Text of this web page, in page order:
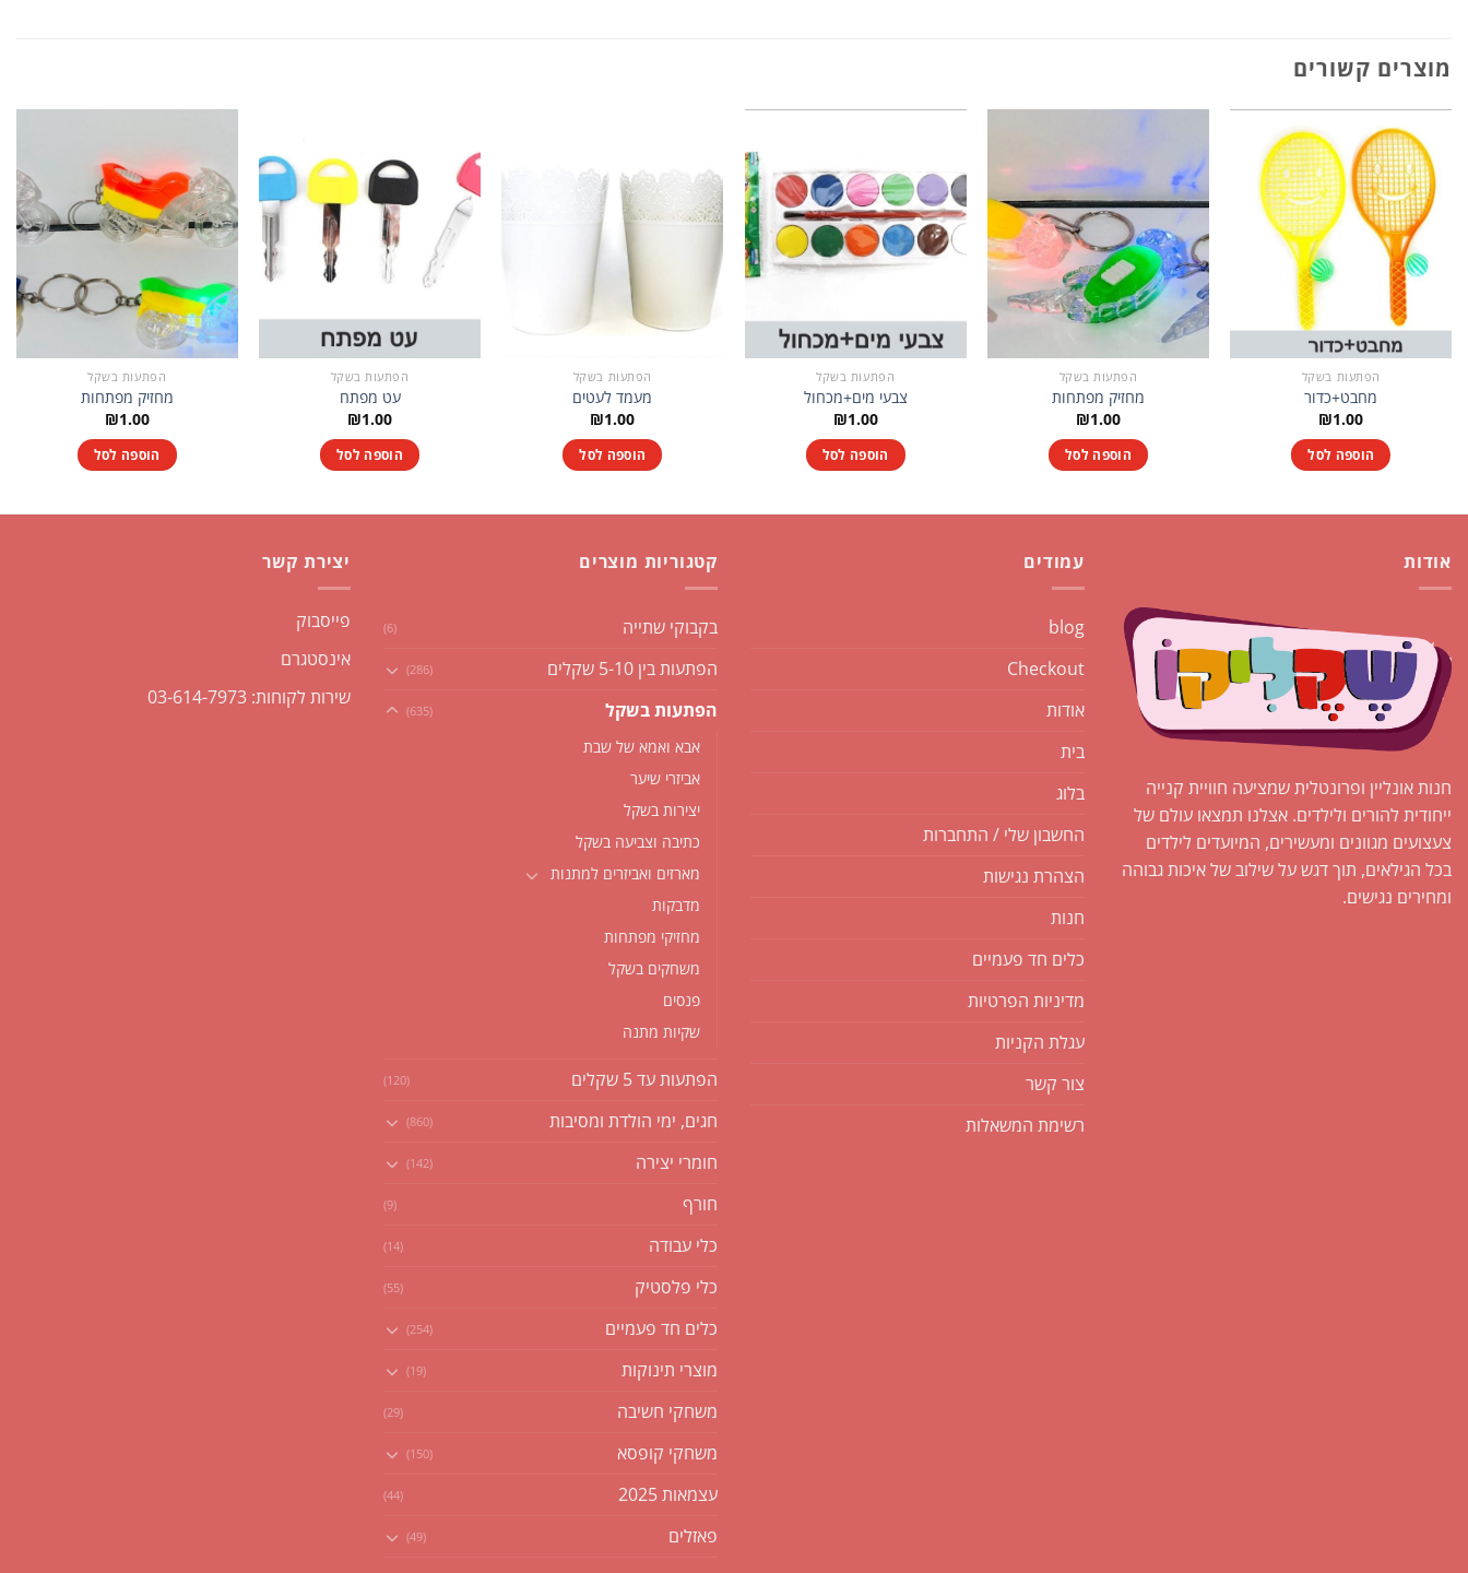
מוצרים קשורים
הפתעות בשקל
מחבט+כדור
₪1.00
הוספה לסל
הפתעות בשקל
מחזיק מפתחות
₪1.00
הוספה לסל
הפתעות בשקל
צבעי מים+מכחול
₪1.00
הוספה לסל
הפתעות בשקל
מעמד לעטים
₪1.00
הוספה לסל
הפתעות בשקל
עט מפתח
₪1.00
הוספה לסל
הפתעות בשקל
מחזיק מפתחות
₪1.00
הוספה לסל
אודות
חנות אונליין ופרונטלית שמציעה חוויית קנייה
ייחודית להורים ולילדים. אצלנו תמצאו עולם של
צעצועים מגוונים ומעשירים, המיועדים לילדים
בכל הגילאים, תוך דגש על שילוב של איכות גבוהה
ומחירים נגישים.
עמודים
blog
Checkout
אודות
בית
בלוג
החשבון שלי / התחברות
הצהרת נגישות
חנות
כלים חד פעמיים
מדיניות הפרטיות
עגלת הקניות
צור קשר
רשימת המשאלות
קטגוריות מוצרים
בקבוקי שתייה (6)
הפתעות בין 5-10 שקלים (286)
הפתעות בשקל (635)
אבא ואמא של שבת
אביזרי שיער
יצירות בשקל
כתיבה וצביעה בשקל
מארזים ואביזרים למתנות
מדבקות
מחזיקי מפתחות
משחקים בשקל
פנסים
שקיות מתנה
הפתעות עד 5 שקלים (120)
חגים, ימי הולדת ומסיבות (860)
חומרי יצירה (142)
חורף (9)
כלי עבודה (14)
כלי פלסטיק (55)
כלים חד פעמיים (254)
מוצרי תינוקות (19)
משחקי חשיבה (29)
משחקי קופסא (150)
עצמאות 2025 (44)
פאזלים (49)
יצירת קשר
פייסבוק
אינסטגרם
שירות לקוחות: 03-614-7973